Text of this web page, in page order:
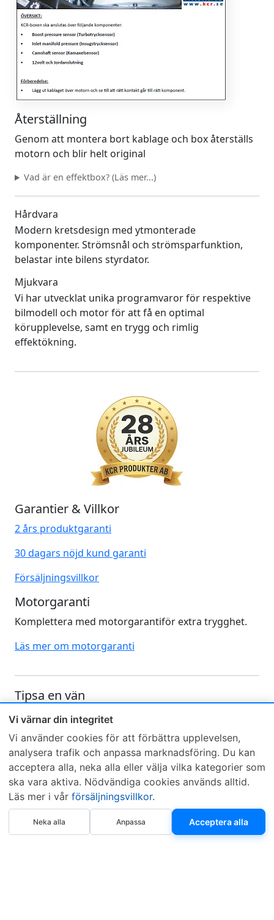
Vi värnar din integritet
Vi använder cookies för att förbättra upplevelsen,
analysera trafik och anpassa marknadsföring. Du kan
acceptera alla, neka alla eller välja vilka kategorier som
ska vara aktiva. Nödvändiga cookies används alltid.
Läs mer i vår försäljningsvillkor.
Neka alla Anpassa Acceptera alla
Köp Steg 1 Köp Steg 2
Återställning
Genom att montera bort kablage och box återställs
motorn och blir helt original
Vad är en effektbox? (Läs mer...)
Hårdvara
Modern kretsdesign med ytmonterade
komponenter. Strömsnål och strömsparfunktion,
belastar inte bilens styrdator.
Mjukvara
Vi har utvecklat unika programvaror för respektive
bilmodell och motor för att få en optimal
körupplevelse, samt en trygg och rimlig
effektökning.
Garantier & Villkor
2 års produktgaranti
30 dagars nöjd kund garanti
Försäljningsvillkor
Motorgaranti
Komplettera med motorgarantiför extra trygghet.
Läs mer om motorgaranti
Tipsa en vän
Skicka ett e-mail och tipsa en vän om denna produkt
Sveriges mest sålda dieselbox
Återförsäljare